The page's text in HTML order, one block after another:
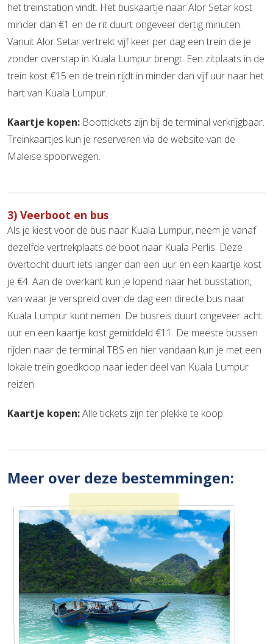
het treinstation vindt. Het buskaartje naar Alor Setar kost
minder dan €1 en de rit duurt ongeveer dertig minuten.
Vanuit Alor Setar vertrekt vijf keer per dag een trein die je
zonder overstap in Kuala Lumpur brengt. Een zitplaats in de
trein kost €15 en de trein rijdt in minder dan vijf uur naar het
hart van Kuala Lumpur.
Kaartje kopen: Boottickets zijn bij de terminal verkrijgbaar.
Treinkaartjes kun je reserveren via de website van de
Maleise spoorwegen.
3) Veerboot en bus
Als je kiest voor de bus naar Kuala Lumpur, neem je vanaf
dezelfde vertrekplaats de boot naar Kuala Perlis. Deze
overtocht duurt iets langer dan een uur en een kaartje kost
je €4. Aan de overkant kun je lopend naar het busstation,
van waar je verspreid over de dag een directe bus naar
Kuala Lumpur kunt nemen. De busreis duurt ongeveer acht
uur en een kaartje kost gemiddeld €11. De meeste bussen
rijden naar de terminal TBS en hier vandaan kun je met een
lokale trein goedkoop naar ieder deel van Kuala Lumpur
reizen.
Kaartje kopen:Alle tickets zijn ter plekke te koop.
Meer over deze bestemmingen: